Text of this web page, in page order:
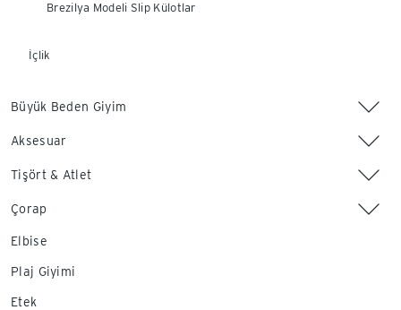
Brezilya Modeli Slip Külotlar
İçlik
Büyük Beden Giyim
Aksesuar
Tişört & Atlet
Çorap
Elbise
Plaj Giyimi
Etek